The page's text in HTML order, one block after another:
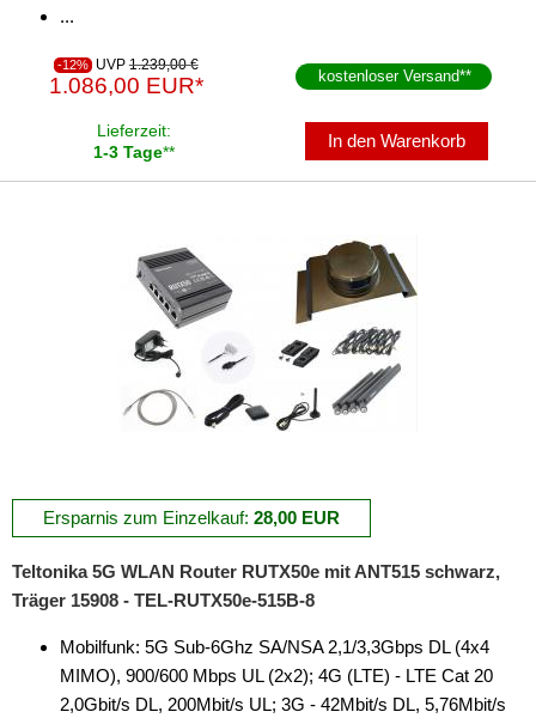
...
-12% UVP 1.239,00 €
1.086,00 EUR* kostenloser Versand**
Lieferzeit:
1-3 Tage**
In den Warenkorb
Ersparnis zum Einzelkauf: 28,00 EUR
Teltonika 5G WLAN Router RUTX50e mit ANT515 schwarz,
Träger 15908 - TEL-RUTX50e-515B-8
Mobilfunk: 5G Sub-6Ghz SA/NSA 2,1/3,3Gbps DL (4x4
MIMO), 900/600 Mbps UL (2x2); 4G (LTE) - LTE Cat 20
2,0Gbit/s DL, 200Mbit/s UL; 3G - 42Mbit/s DL, 5,76Mbit/s